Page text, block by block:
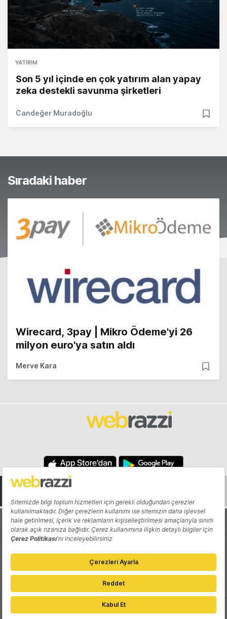
YATIRIM
Son 5 yıl içinde en çok yatırım alan yapay
zeka destekli savunma şirketleri
Candeğer Muradoğlu
Sıradaki haber
Wirecard, 3pay | Mikro Ödeme'yi 26
milyon euro'ya satın aldı
Merve Kara
Hakkında Yazarlar
Katkıda Bulun Reklam